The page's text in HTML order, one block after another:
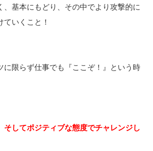
、基本にもどり、その中でより攻撃的に
ていくこと！
に限らず仕事でも『ここぞ！』という時
そしてポジティブな態度でチャレンジし